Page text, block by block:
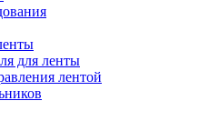
для ленты
лентой